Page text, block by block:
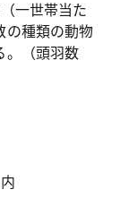
一世帯当た
の種類の動物
。（頭羽数